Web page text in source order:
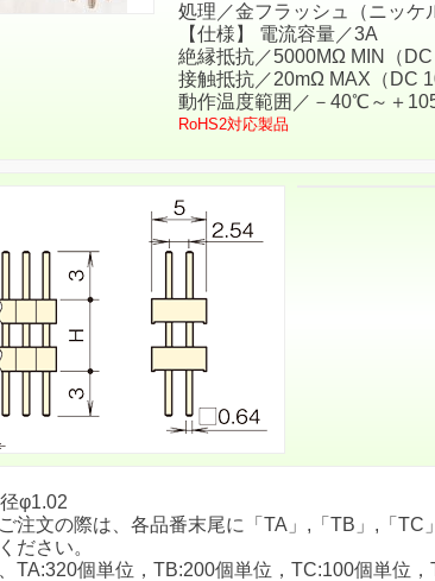
処理／金フラッシュ（ニッケ
【仕様】 電流容量／3A
絶縁抵抗／5000MΩ MIN（DC
接触抵抗／20mΩ MAX（DC
動作温度範囲／－40℃～＋
RoHS2対応製品
φ1.02
注文の際は、各品番末尾に「TA」,「TB」,「
ださい。
TA:320個単位，TB:200個単位，TC:100個単位